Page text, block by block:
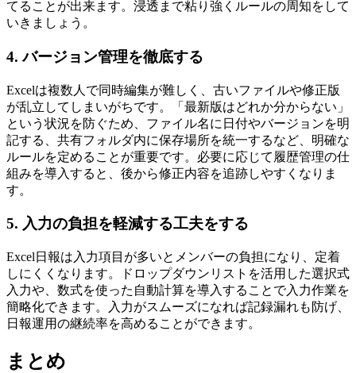
てることが出来ます。浸透まで粘り強くルールの周知をして
いきましょう。
4. バージョン管理を徹底する
Excelは複数人で同時編集が難しく、古いファイルや修正版
が乱立してしまいがちです。「最新版はどれか分からない」
という状況を防ぐため、ファイル名に日付やバージョンを明
記する、共有フォルダ内に保存場所を統一するなど、明確な
ルールを定めることが重要です。必要に応じて履歴管理の仕
組みを導入すると、後から修正内容を追跡しやすくなりま
す。
5. 入力の負担を軽減する工夫をする
Excel日報は入力項目が多いとメンバーの負担になり、定着
しにくくなります。ドロップダウンリストを活用した選択式
入力や、数式を使った自動計算を導入することで入力作業を
簡略化できます。入力がスムーズになれば記録漏れも防げ、
日報運用の継続率を高めることができます。
まとめ